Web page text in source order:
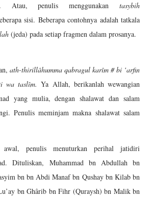
Atau, penulis menggunakan tasybih
sisi. Beberapa contohnya adalah tatkala
(jeda) pada setiap fragmen dalam prosanya.
ath-thirillâhumma qabragul karîm # bi ‘arfin
wa taslîm. Ya Allah, berikanlah wewangian
yang mulia, dengan shalawat dan salam
Penulis meminjam makna shalawat salam
awal, penulis menuturkan perihal jatidiri
Dituliskan, Muhammad bn Abdullah bn
bn bn Abdi Manaf bn Qushay bn Kilab bn
bn Ghârib bn Fihr (Quraysh) bn Malik bn